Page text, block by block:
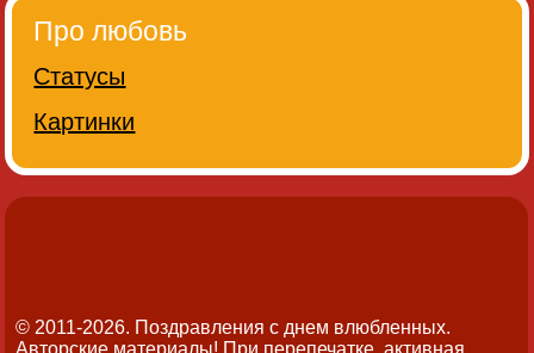
Про любовь
Статусы
Картинки
© 2011-2026. Поздравления с днем влюбленных.